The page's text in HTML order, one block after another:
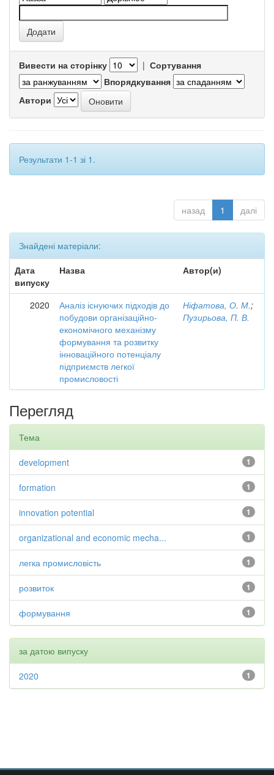
Вивести на сторінку | Сортування
Впорядкування
Автори
Результати 1-1 зі 1.
назад 1 далі
Знайдені матеріали:
Дата
випуску
Назва Автор(и)
2020
Аналіз існуючих підходів до
побудови організаційно-
економічного механізму
формування та розвитку
інноваційного потенціалу
підприємств легкої
промисловості
Ніфатова, О. М.;
Пузирьова, П. В.
Перегляд
Тема
1
development
1
formation
1
innovation potential
1
organizational and economic mecha...
1
легка промисловість
1
розвиток
1
формування
за датою випуску
1
2020